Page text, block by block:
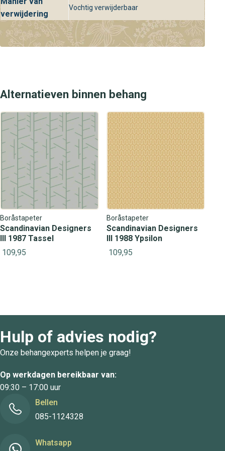
verwijdering
Vochtig verwijderbaar
Alternatieven binnen behang
Boråstapeter
Scandinavian Designers
III 1987 Tassel
109,95
Boråstapeter
Scandinavian Designers
III 1988 Ypsilon
109,95
Hulp of advies nodig?
Onze behangexperts helpen je graag!
Op werkdagen bereikbaar van:
09:30 – 17:00 uur
Bellen
085-1124328
Whatsapp